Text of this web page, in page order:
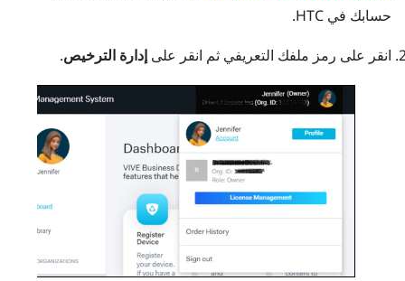
حسابك في HTC.
انقر على رمز ملفك التعريفي ثم انقر على إدارة الترخيص.